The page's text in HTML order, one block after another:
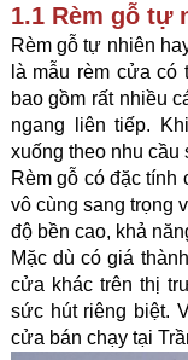
1.1 Rèm gỗ tự
Rèm gỗ tự nhiên
là mẫu rèm cửa có
bao gồm rất nhiều
ngang liên tiếp.
xuống theo nhu cầu
Rèm gỗ có đặc
vô cùng sang trọng
độ bền cao, khả
Mặc dù có giá
cửa khác trên thị
sức hút riêng biệt.
cửa bán chạy tại